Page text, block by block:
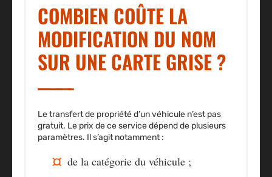
COMBIEN COÛTE LA
MODIFICATION DU NOM
SUR UNE CARTE GRISE ?
Letransfert de propriété d’un véhicule n’est pas
gratuit. Le prix de ce service dépend de plusieurs
paramètres. Il s’agit notamment :
de la catégorie du véhicule ;